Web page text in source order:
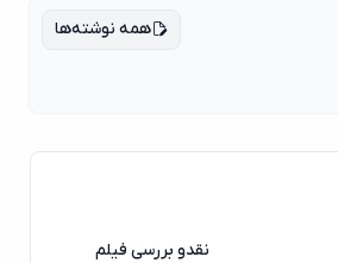
همه نوشته‌ها
نقدو بررسی فیلم